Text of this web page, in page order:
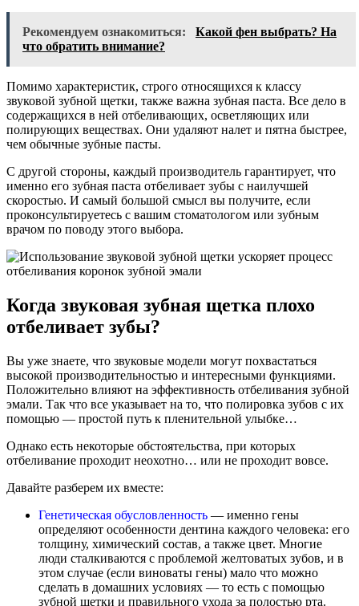
Рекомендуем ознакомиться:
Какой фен выбрать? На
что обратить внимание?
Помимо характеристик, строго относящихся к классу
звуковой зубной щетки, также важна зубная паста. Все дело в
содержащихся в ней отбеливающих, осветляющих или
полирующих веществах. Они удаляют налет и пятна быстрее,
чем обычные зубные пасты.
С другой стороны, каждый производитель гарантирует, что
именно его зубная паста отбеливает зубы с наилучшей
скоростью. И самый большой смысл вы получите, если
проконсультируетесь с вашим стоматологом или зубным
врачом по поводу этого выбора.
Когда звуковая зубная щетка плохо
отбеливает зубы?
Вы уже знаете, что звуковые модели могут похвастаться
высокой производительностью и интересными функциями.
Положительно влияют на эффективность отбеливания зубной
эмали. Так что все указывает на то, что полировка зубов с их
помощью — простой путь к пленительной улыбке…
Однако есть некоторые обстоятельства, при которых
отбеливание проходит неохотно… или не проходит вовсе.
Давайте разберем их вместе:
Генетическая обусловленность — именно гены
определяют особенности дентина каждого человека: его
толщину, химический состав, а также цвет. Многие
люди сталкиваются с проблемой желтоватых зубов, и в
этом случае (если виноваты гены) мало что можно
сделать в домашних условиях — то есть с помощью
зубной щетки и правильного ухода за полостью рта.